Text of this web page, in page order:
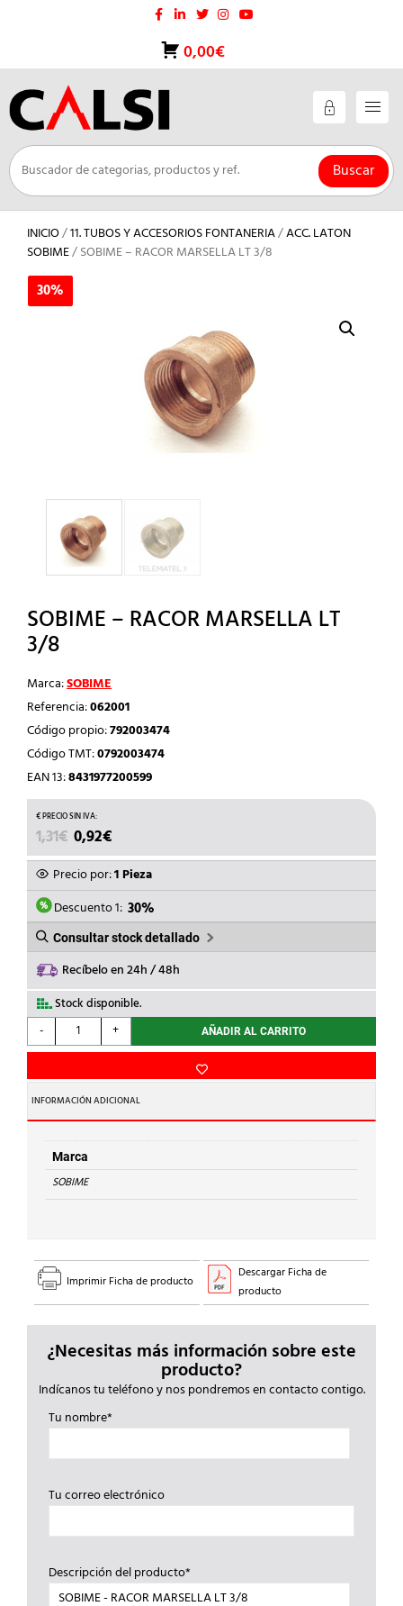
0,00€
Buscar
INICIO/11. TUBOS Y ACCESORIOS FONTANERIA/ACC. LATON
SOBIME/ SOBIME – RACOR MARSELLA LT 3/8
30%
SOBIME – RACOR MARSELLA LT
3/8
Marca:SOBIME
Referencia:062001
Código propio:792003474
Código TMT:0792003474
EAN 13:8431977200599
1,31€ EL
PRECIO
ORIGINAL
ERA:
1,31€.
0,92€
PRECIO
ACTUAL
ES:
0,92€.
Precio por:1 Pieza
Descuento 1: 30%
Consultar stock detallado
Recíbelo en 24h / 48h
Stock disponible.
-
SOBIME
-
MARSELLA
LT
3/8
cantidad
+ AÑADIR AL CARRITO
INFORMACIÓN ADICIONAL
Marca
SOBIME
30%
Imprimir Ficha de producto
Descargar Ficha de
producto
¿Necesitas más información sobre este
producto?
Indícanos tu teléfono y nos pondremos en contacto contigo.
Tu nombre*
Tu correo electrónico
Descripción del producto*